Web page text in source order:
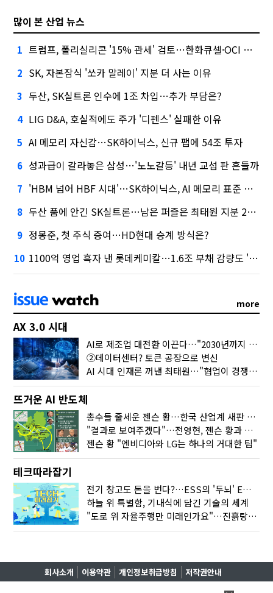
많이 본 산업 뉴스
1 트럼프, 폴리실리콘 '15% 관세' 검토…한화큐셀·OCI 영향은?
2 SK, 자본잠식 '쏘카 말레이' 지분 더 사는 이유
3 두산, SK실트론 인수에 1조 차입…추가 부담은?
4 LIG D&A, 호실적에도 주가 '디펜스' 실패한 이유
5 AI 메모리 자신감…SK하이닉스, 신규 팹에 54조 투자
6 성과급이 갈라놓은 삼성…'노노갈등' 내년 교섭 판 흔들까
7 'HBM 넘어 HBF 시대'…SK하이닉스, AI 메모리 표준 선점 나섰다
8 두산 품에 안긴 SK실트론…남은 퍼즐은 최태원 지분 29.4%
9 정몽준, 첫 주식 증여…HD현대 승계 방식은?
10 1100억 영업 흑자 낸 롯데케미칼…1.6조 부채 감량도 '속도'
more
AX 3.0 시대
AI로 제조업 대전환 이끈다…"2030년까지 민관합동 20조 투자"
②데이터센터? 토큰 공장으로 변신
AI 시대 인재론 꺼낸 최태원…"협업이 경쟁력"
뜨거운 AI 반도체
총수들 줄세운 젠슨 황…한국 산업계 새판 짰다
"결과로 보여주겠다"…전영현, 젠슨 황과 HBM5 논의
젠슨 황 "엔비디아와 LG는 하나의 거대한 팀"
테크따라잡기
전기 창고도 돈을 번다?…ESS의 '두뇌' EMO가 뭐길래
하늘 위 특별함, 기내식에 담긴 기술의 세계
"도로 위 자율주행만 미래인가요"…진흙탕서 길 내는 HD현대 AI 기술
회사소개 이용약관 개인정보취급방침 저작권안내